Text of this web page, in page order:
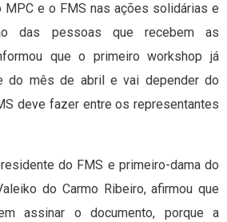
MPC e o FMS nas ações solidárias e
das pessoas que recebem as
que o primeiro workshop já
do mês de abril e vai depender do
deve fazer entre os representantes
do FMS e primeiro-dama do
do Carmo Ribeiro, afirmou que
assinar o documento, porque a